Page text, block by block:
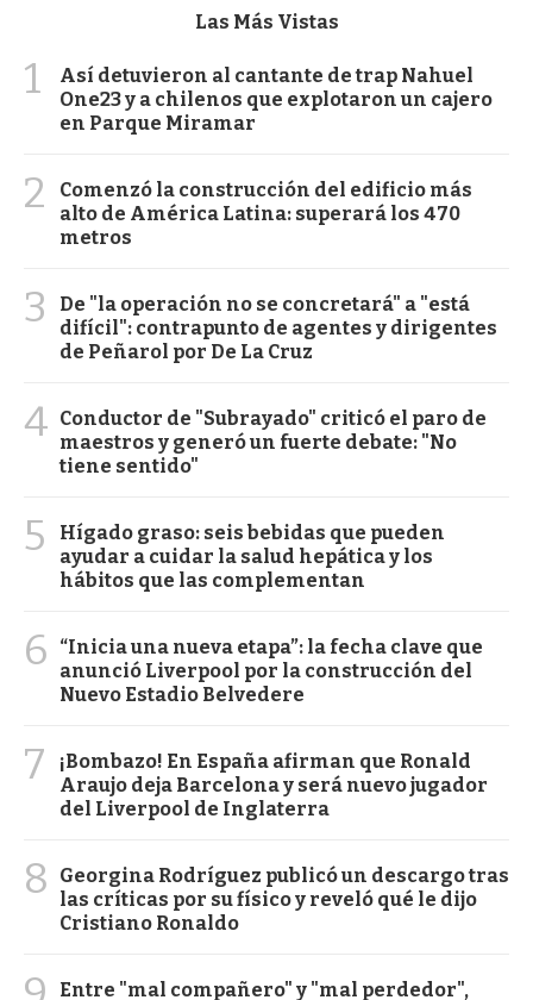
Las Más Vistas
1
Así detuvieron al cantante de trap Nahuel
One23 y a chilenos que explotaron un cajero
en Parque Miramar
2
Comenzó la construcción del edificio más
alto de América Latina: superará los 470
metros
3
De "la operación no se concretará" a "está
difícil": contrapunto de agentes y dirigentes
de Peñarol por De La Cruz
4 Conductor de "Subrayado" criticó el paro de
maestros y generó un fuerte debate: "No
tiene sentido"
5
Hígado graso: seis bebidas que pueden
ayudar a cuidar la salud hepática y los
hábitos que las complementan
6
“Inicia una nueva etapa”: la fecha clave que
anunció Liverpool por la construcción del
Nuevo Estadio Belvedere
7
¡Bombazo! En España afirman que Ronald
Araujo deja Barcelona y será nuevo jugador
del Liverpool de Inglaterra
8
Georgina Rodríguez publicó un descargo tras
las críticas por su físico y reveló qué le dijo
Cristiano Ronaldo
Entre "mal compañero" y "mal perdedor",